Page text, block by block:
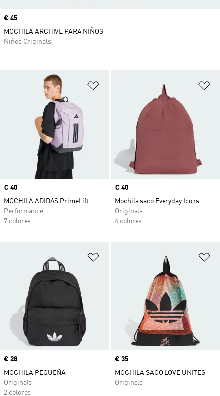
Añadir a la lista de deseos
Precio
€ 40
MOCHILA ADIDAS PrimeLift
Performance
7 colores
Precio
€ 40
Mochila saco Everyday Icons
Originals
4 colores
Añadir a la lista de deseos
Precio
€ 28
MOCHILA PEQUEÑA
Originals
2 colores
Precio
€ 35
MOCHILA SACO LOVE UNITES
Originals
Precio
€ 45
MOCHILA ARCHIVE PARA NIÑOS
Niños Originals